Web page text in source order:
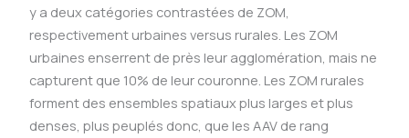
y a deux catégories contrastées de ZOM,
respectivement urbaines versus rurales. Les ZOM
urbaines enserrent de près leur agglomération, mais ne
capturent que 10% de leur couronne. Les ZOM rurales
forment des ensembles spatiaux plus larges et plus
denses, plus peuplés donc, que les AAV de rang